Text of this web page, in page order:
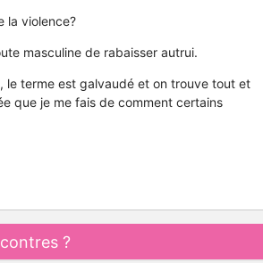
la violence?
masculine de rabaisser autrui.
le terme est galvaudé et on trouve tout et
que je me fais de comment certains
?